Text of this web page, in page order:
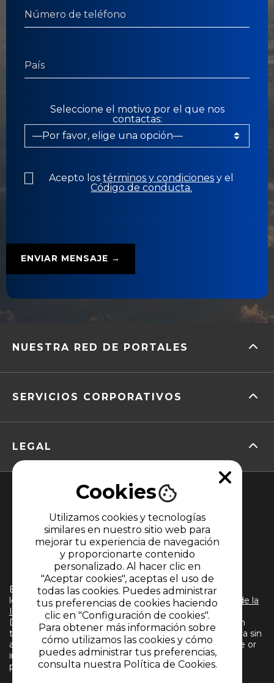
Seleccione el motivo por el que nos
contactas:
Acepto lostérminos y condiciones y el
Código de conducta.
NUESTRA RED DE PORTALES
SERVICIOS CORPORATIVOS
LEGAL
MIEMBRO DE
El uso de este sitio web implica la aceptación de
los
Términos y condicionesy Políticas de Tratamiento de la
Información de CARACOL TELEVISIÓN S.A. Todos los
Derechos Reservados D.R.A. Prohibida su reproducción
total o parcial, así como su traducción a cualquier idioma sin
autorización escrita de su titular. Reproduction in whole or
in part, or translation without written permission is
prohibited. All rights reserved 2024.
Cookies
Utilizamos cookies y tecnologías
similares en nuestro sitio web para
mejorar tu experiencia de navegación
y proporcionarte contenido
personalizado. Al hacer clic en
"Aceptar cookies", aceptas el uso de
todas las cookies. Puedes administrar
tus preferencias de cookies haciendo
clic en "Configuración de cookies".
Para obtener más información sobre
cómo utilizamos las cookies y cómo
puedes administrar tus preferencias,
consulta nuestra Política de Cookies.